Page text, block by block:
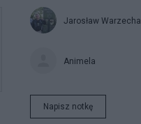
Jarosław Warzecha
Animela
Napisz notkę